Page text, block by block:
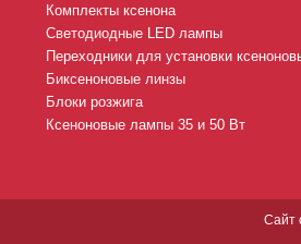
Комплекты ксенона
Светодиодные LED лампы
Переходники для установки
Биксеноновые линзы
Блоки розжига
Ксеноновые лампы 35 и 50 Вт
Сайт